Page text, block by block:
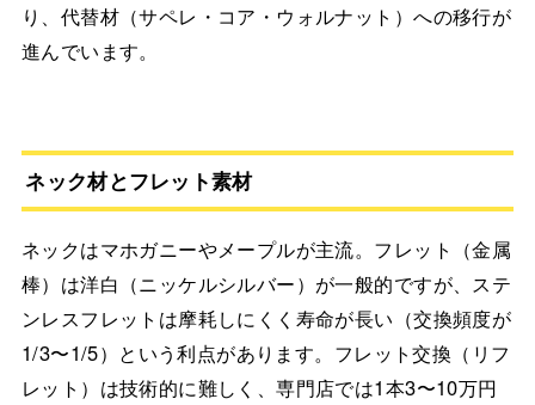
り、代替材（サペレ・コア・ウォルナット）への移行が
進んでいます。
ネック材とフレット素材
ネックはマホガニーやメープルが主流。フレット（金属
棒）は洋白（ニッケルシルバー）が一般的ですが、ステ
ンレスフレットは摩耗しにくく寿命が長い（交換頻度が
1/3〜1/5）という利点があります。フレット交換（リフ
レット）は技術的に難しく、専門店では1本3〜10万円